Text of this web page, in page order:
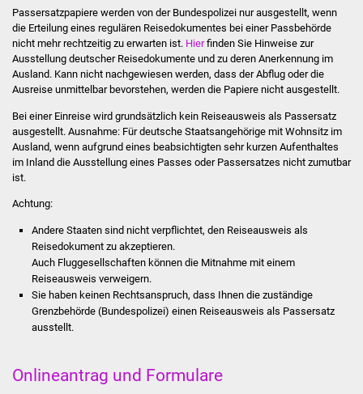
Ortsrecht
FNP / Bebauungspläne
Stadtinfo
Projekte
Schulentwicklung Bizet
Sanierung Bizethalle
Passersatzpapiere werden von der Bundespolizei nur ausgestellt, wenn
die Erteilung eines regulären Reisedokumentes bei einer Passbehörde
nicht mehr rechtzeitig zu erwarten ist. Hier finden Sie Hinweise zur
Ausstellung deutscher Reisedokumente und zu deren Anerkennung im
Ausland.Kann nicht nachgewiesen werden, dass der Abflug oder die
Ausreise unmittelbar bevorstehen, werden die Papiere nicht ausgestellt.
Bei einer Einreise wird grundsätzlich kein Reiseausweis als Passersatz
ausgestellt. Ausnahme: Für deutsche Staatsangehörige mit Wohnsitz im
Ausland, wenn aufgrund eines beabsichtigten sehr kurzen Aufenthaltes
im Inland die Ausstellung eines Passes oder Passersatzes nicht zumutbar
ist.
Achtung:
Andere Staaten sind nicht verpflichtet, den Reiseausweis als
Reisedokument zu akzeptieren.
Auch Fluggesellschaften können die Mitnahme mit einem
Reiseausweis verweigern.
Sie haben keinen Rechtsanspruch, dass Ihnen die zuständige
Grenzbehörde (Bundespolizei) einen Reiseausweis als Passersatz
ausstellt.
Onlineantrag und Formulare